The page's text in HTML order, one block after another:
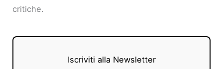
critiche.
Iscriviti alla Newsletter